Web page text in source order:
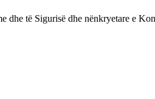
dhe të Sigurisë dhe nënkryetare e